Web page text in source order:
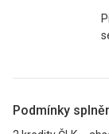
Podmínky